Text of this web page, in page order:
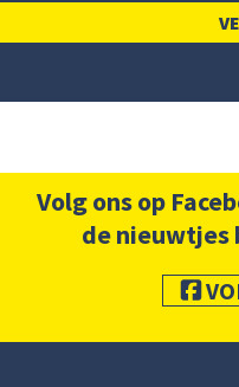
Volg ons op
de nieuwtjes